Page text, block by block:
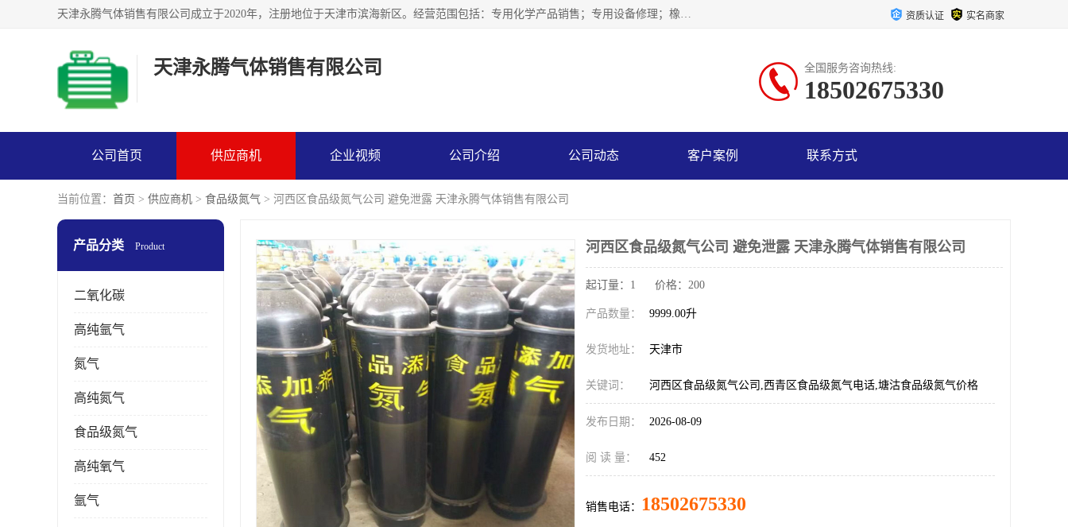
天津永腾气体销售有限公司成立于2020年，注册地位于天津市滨海新区。经营范围包括：专用化学产品销售；专用设备修理；橡胶制品销售；气体压缩机械销售；特种设备销售；仪器仪表销售；机械设备租赁；五金产品批发；食品添加剂销售等，主要供应：氧气、乙炔、氮气、氩气、氢气、氦气、液氨、液氮、一氧化碳、二氧化碳等，各种工业气体，高纯气体，食品级气体。 资质认证 实名商家
天津永腾气体销售有限公司 全国服务咨询热线:
18502675330
公司首页 供应商机 企业视频 公司介绍 公司动态 客户案例 联系方式
当前位置： 首页 > 供应商机 > 食品级氮气 > 河西区食品级氮气公司 避免泄露 天津永腾气体销售有限公司
产品分类 Product
二氧化碳
高纯氩气
氮气
高纯氮气
食品级氮气
高纯氧气
氩气
河西区食品级氮气公司 避免泄露 天津永腾气体销售有限公司
起订量：1 价格：200
产品数量： 9999.00升
发货地址： 天津市
关键词： 河西区食品级氮气公司,西青区食品级氮气电话,塘沽食品级氮气价格
发布日期： 2026-08-09
阅 读 量： 452
销售电话： 18502675330